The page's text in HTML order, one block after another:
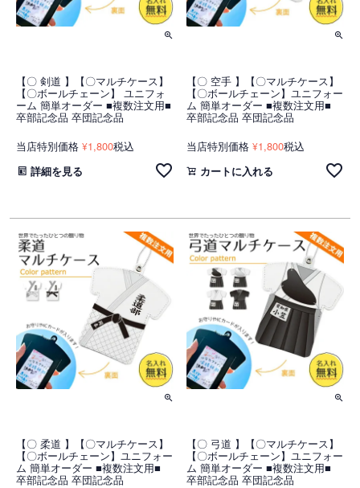
【〇 剣道 】【〇マルチケース】
【〇ボールチェーン】 ユニフォ
ーム 簡単オーダー ■複数注文用■
卒部記念品 卒団記念品
当店特別価格 ¥1,800税込
詳細を見る
【〇 空手 】【〇マルチケース】
【〇ボールチェーン】ユニフォー
ム 簡単オーダー ■複数注文用■
卒部記念品 卒団記念品
当店特別価格 ¥1,800税込
カートに入れる
【〇 柔道 】【〇マルチケース】
【〇ボールチェーン】ユニフォー
ム 簡単オーダー ■複数注文用■
卒部記念品 卒団記念品
【〇 弓道 】【〇マルチケース】
【〇ボールチェーン】ユニフォー
ム 簡単オーダー ■複数注文用■
卒部記念品 卒団記念品